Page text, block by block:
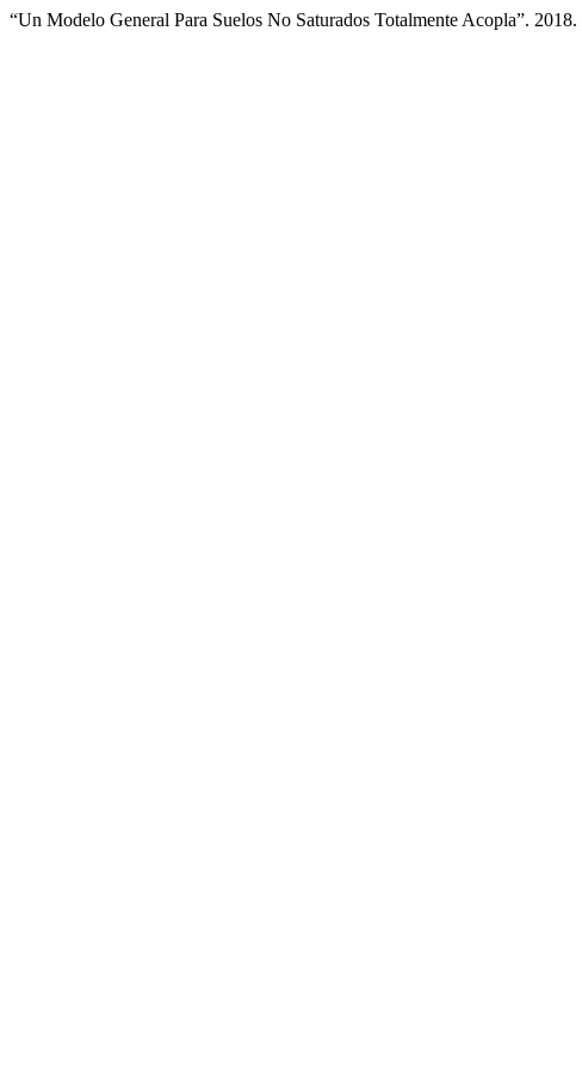
“Un Modelo General Para Suelos No Saturados Totalmente Acopla”. 2018.